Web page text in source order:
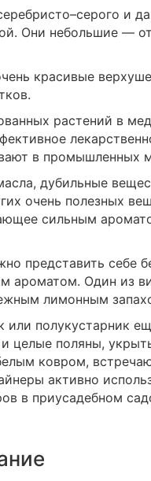
и
Они небольшие —
красивые
растений в
в промышленных
дубильные
очень полезных
сильным
представить себе
ароматом. Один из
лимонным
или полукустарник
целые поляны,
ковром,
активно
в приусадебном